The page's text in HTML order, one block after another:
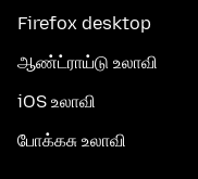
Firefox desktop
ஆண்ட்ராய்டு உலாவி
iOS உலாவி
போக்கசு உலாவி